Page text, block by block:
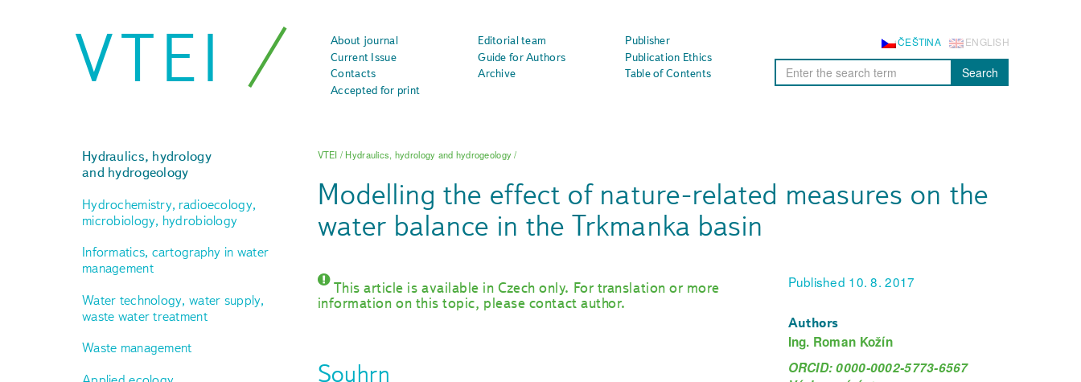
VTEI About journal Editorial team
Publisher
Current Issue
Guide for Authors
Publication Ethics
Contacts
Archive
Table of Contents
Accepted for print
ENGLISH
ČEŠTINA
Search
Hydraulics, hydrology
and hydrogeology
Hydrochemistry, radioecology,
microbiology, hydrobiology
Informatics, cartography in water
management
Water technology, water supply,
waste water treatment
Waste management
VTEI / Hydraulics, hydrology and hydrogeology/
Modelling the effect of nature-related measures on the
water balance in the Trkmanka basin
This article is available in Czech only. For translation or more
information on this topic, please contact author.
Souhrn
Published 10. 8. 2017
Authors
Ing. Roman Kožín
ORCID: 0000-0002-5773-6567